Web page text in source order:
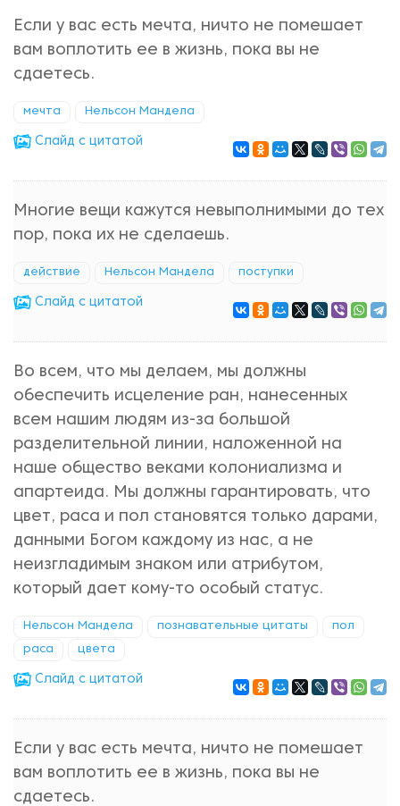
Если у вас есть мечта, ничто не помешает
вам воплотить ее в жизнь, пока вы не
сдаетесь.
мечта Нельсон Мандела
Cлайд с цитатой
Многие вещи кажутся невыполнимыми до тех
пор, пока их не сделаешь.
действие Нельсон Мандела поступки
Cлайд с цитатой
Во всем, что мы делаем, мы должны
обеспечить исцеление ран, нанесенных
всем нашим людям из-за большой
разделительной линии, наложенной на
наше общество веками колониализма и
апартеида. Мы должны гарантировать, что
цвет, раса и пол становятся только дарами,
данными Богом каждому из нас, а не
неизгладимым знаком или атрибутом,
который дает кому-то особый статус.
Нельсон Мандела познавательные цитаты пол
раса цвета
Cлайд с цитатой
Если у вас есть мечта, ничто не помешает
вам воплотить ее в жизнь, пока вы не
сдаетесь.